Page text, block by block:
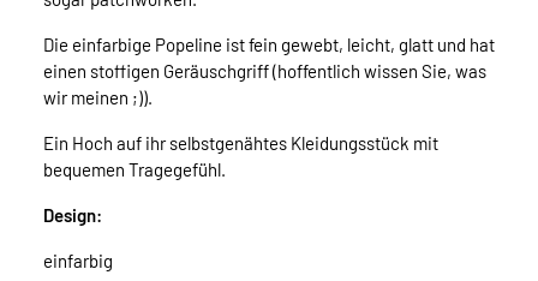
Die einfarbige Popeline ist fein gewebt, leicht, glatt und hat
einen stoffigen Geräuschgriff (hoffentlich wissen Sie, was
wir meinen ;)).
Ein Hoch auf ihr selbstgenähtes Kleidungsstück mit
bequemen Tragegefühl.
Design:
einfarbig